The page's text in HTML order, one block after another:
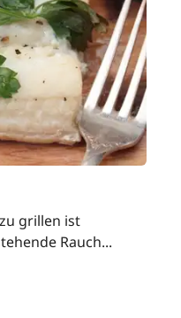
grillen ist
Rauch...